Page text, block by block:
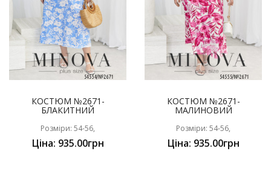
КОСТЮМ №2671-
БЛАКИТНИЙ
Розміри: 54-56,
Ціна: 935.00грн
КОСТЮМ №2671-
МАЛИНОВИЙ
Розміри: 54-56,
Ціна: 935.00грн